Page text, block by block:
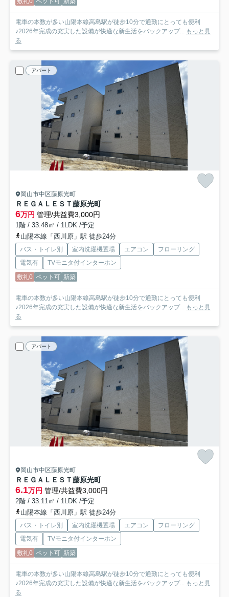
電車の本数が多い山陽本線高島駅が徒歩10分で通勤にとっても便利
♪2026年完成の充実した設備が快適な新生活をバックアップ... もっと見
る
アパート
岡山市中区藤原光町
ＲＥＧＡＬＥＳＴ藤原光町
6万円 管理/共益費3,000円
1階 / 33.48㎡ / 1LDK /予定
山陽本線「西川原」駅 徒歩24分
バス・トイレ別 室内洗濯機置場 エアコン
フローリング
電気有
TVモニタ付インターホン
敷礼0 ペット可 新築
電車の本数が多い山陽本線高島駅が徒歩10分で通勤にとっても便利
♪2026年完成の充実した設備が快適な新生活をバックアップ... もっと見
る
アパート
岡山市中区藤原光町
ＲＥＧＡＬＥＳＴ藤原光町
6.1万円 管理/共益費3,000円
2階 / 33.11㎡ / 1LDK /予定
山陽本線「西川原」駅 徒歩24分
バス・トイレ別 室内洗濯機置場 エアコン
フローリング
電気有
TVモニタ付インターホン
敷礼0 ペット可 新築
電車の本数が多い山陽本線高島駅が徒歩10分で通勤にとっても便利
♪2026年完成の充実した設備が快適な新生活をバックアップ... もっと見
る